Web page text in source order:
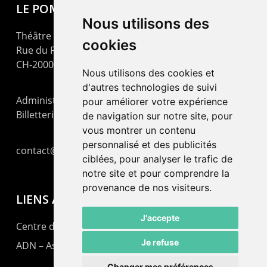
Nous utilisons des
cookies
Nous utilisons des cookies et
d'autres technologies de suivi
pour améliorer votre expérience
de navigation sur notre site, pour
vous montrer un contenu
personnalisé et des publicités
ciblées, pour analyser le trafic de
notre site et pour comprendre la
provenance de nos visiteurs.
J'accepte
Je refuse
LE POMMIER
Théâtre – Centre Culturel Neuchâtelois
Rue du Pommier 9
CH-2000 Neuchâtel
Administration : +41 32 725 03 03
Billetterie : +41 32 725 05 05
contact@lepommier.ch
LIENS AMIS
Centre de culture ABC
ADN – Association Danse Neuchâtel